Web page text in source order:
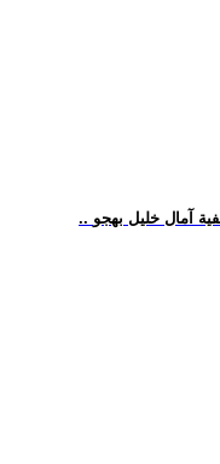
آمال خليل بهجو